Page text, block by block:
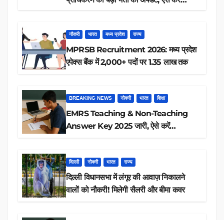
नौकरी भारत मध्य प्रदेश राज्य
MPRSB Recruitment 2026: मध्य प्रदेश
एपेक्स बैंक में 2,000+ पदों पर 1.35 लाख तक
BREAKING NEWS नौकरी भारत शिक्षा
EMRS Teaching & Non-Teaching
Answer Key 2025 जारी, ऐसे करें
दिल्ली नौकरी भारत राज्य
दिल्ली विधानसभा में लंगूर की आवाज़ निकालने
वालों को नौकरी! मिलेगी सैलरी और बीमा कवर